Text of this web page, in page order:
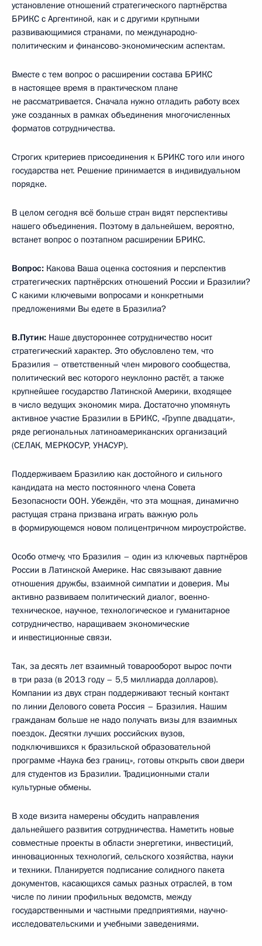
установление отношений стратегического партнёрства
БРИКС с Аргентиной, как и с другими крупными
развивающимися странами, по международно-
политическим и финансово-экономическим аспектам.
Вместе с тем вопрос о расширении состава БРИКС
в настоящее время в практическом плане
не рассматривается. Сначала нужно отладить работу всех
уже созданных в рамках объединения многочисленных
форматов сотрудничества.
Строгих критериев присоединения к БРИКС того или иного
государства нет. Решение принимается в индивидуальном
порядке.
В целом сегодня всё больше стран видят перспективы
нашего объединения. Поэтому в дальнейшем, вероятно,
встанет вопрос о поэтапном расширении БРИКС.
Вопрос: Какова Ваша оценка состояния и перспектив
стратегических партнёрских отношений России и Бразилии?
С какими ключевыми вопросами и конкретными
предложениями Вы едете в Бразилиа?
В.Путин: Наше двустороннее сотрудничество носит
стратегический характер. Это обусловлено тем, что
Бразилия – ответственный член мирового сообщества,
политический вес которого неуклонно растёт, а также
крупнейшее государство Латинской Америки, входящее
в число ведущих экономик мира. Достаточно упомянуть
активное участие Бразилии в БРИКС, «Группе двадцати»,
ряде региональных латиноамериканских организаций
(СЕЛАК, МЕРКОСУР, УНАСУР).
Поддерживаем Бразилию как достойного и сильного
кандидата на место постоянного члена Совета
Безопасности ООН. Убеждён, что эта мощная, динамично
растущая страна призвана играть важную роль
в формирующемся новом полицентричном мироустройстве.
Особо отмечу, что Бразилия – один из ключевых партнёров
России в Латинской Америке. Нас связывают давние
отношения дружбы, взаимной симпатии и доверия. Мы
активно развиваем политический диалог, военно-
техническое, научное, технологическое и гуманитарное
сотрудничество, наращиваем экономические
и инвестиционные связи.
Так, за десять лет взаимный товарооборот вырос почти
в три раза (в 2013 году – 5,5 миллиарда долларов).
Компании из двух стран поддерживают тесный контакт
по линии Делового совета Россия – Бразилия. Нашим
гражданам больше не надо получать визы для взаимных
поездок. Десятки лучших российских вузов,
подключившихся к бразильской образовательной
программе «Наука без границ», готовы открыть свои двери
для студентов из Бразилии. Традиционными стали
культурные обмены.
В ходе визита намерены обсудить направления
дальнейшего развития сотрудничества. Наметить новые
совместные проекты в области энергетики, инвестиций,
инновационных технологий, сельского хозяйства, науки
и техники. Планируется подписание солидного пакета
документов, касающихся самых разных отраслей, в том
числе по линии профильных ведомств, между
государственными и частными предприятиями, научно-
исследовательскими и учебными заведениями.